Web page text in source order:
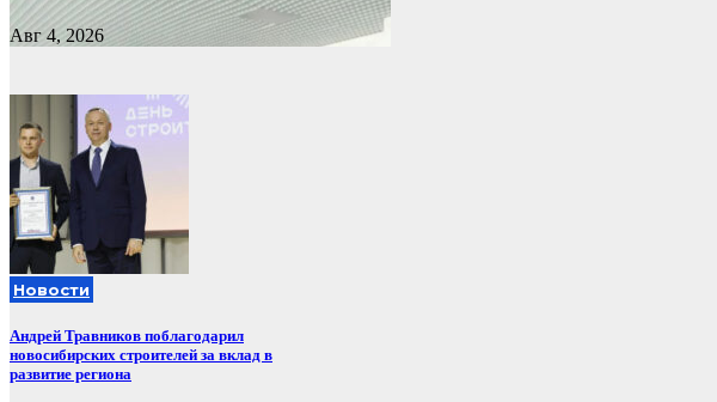
Авг 4, 2026
Новости
Андрей Травников поблагодарил
новосибирских строителей за вклад в
развитие региона